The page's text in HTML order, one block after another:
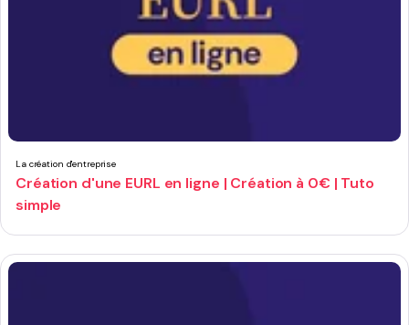
La création d'entreprise
Création d'une EURL en ligne | Création à 0€ | Tuto
simple